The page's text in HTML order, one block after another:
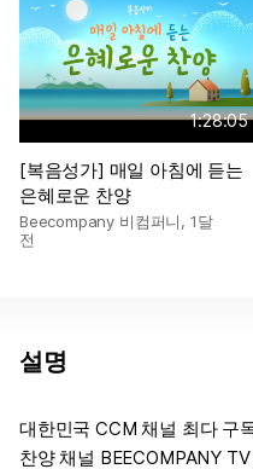
1:28:05
[복음성가] 매일 아침에 듣는
은혜로운 찬양
Beecompany 비컴퍼니, 1달
전
설명
대한민국 CCM 채널 최다 구
찬양 채널 BEECOMPANY